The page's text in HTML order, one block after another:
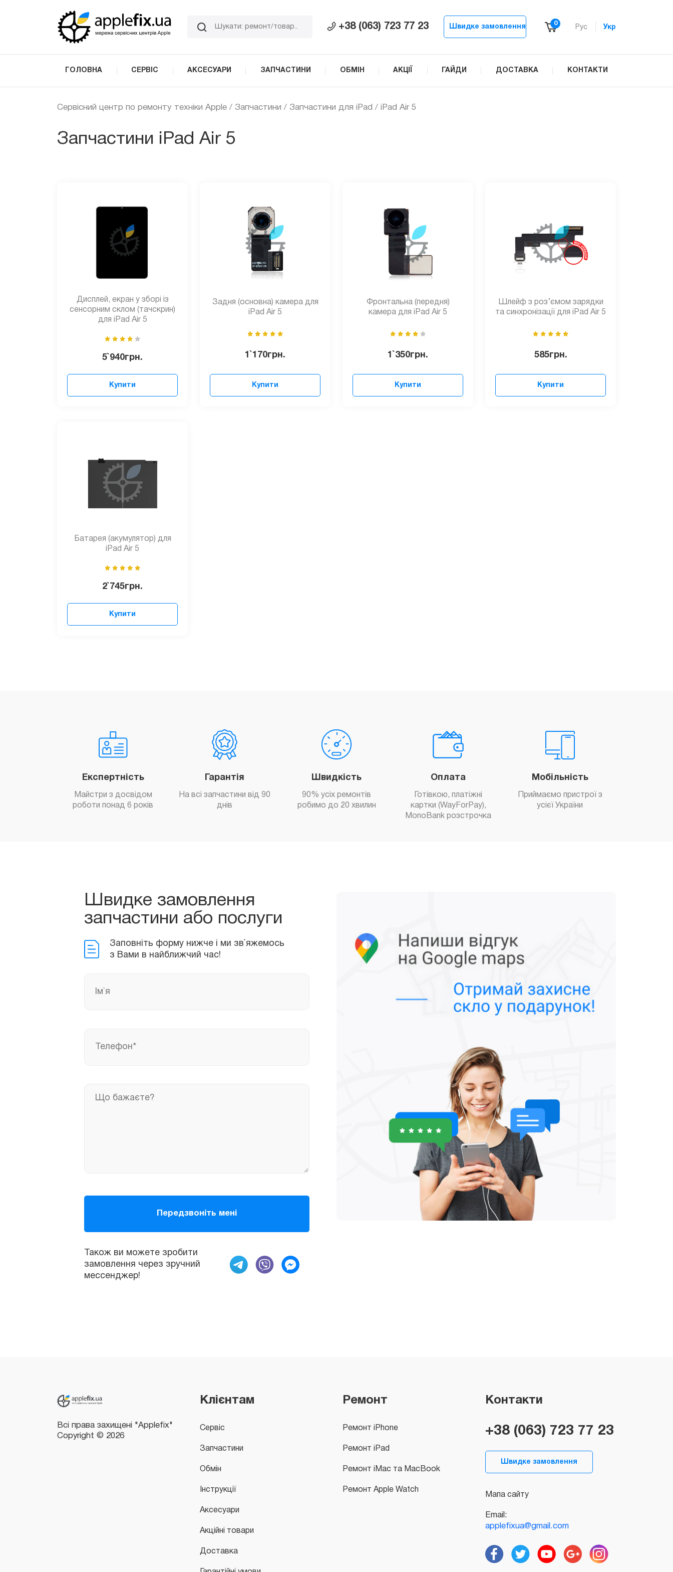
+38 (063) 723 77 23 Швидке замовлення
0
Рус Укр
ГОЛОВНА СЕРВІС АКСЕСУАРИ ЗАПЧАСТИНИ ОБМІН АКЦІЇ ГАЙДИ ДОСТАВКА КОНТАКТИ
Сервісний центр по ремонту техніки Apple / Запчастини / Запчастини для iPad / iPad Air 5
Запчастини iPad Air 5
Дисплей, екран у зборі із
сенсорним склом (тачскрин)
для iPad Air 5
5`940грн.
Купити
Задня (основна) камера для
iPad Air 5
1`170грн.
Купити
Фронтальна (передня)
камера для iPad Air 5
1`350грн.
Купити
Шлейф з роз’ємом зарядки
та синхронізації для iPad Air 5
585грн.
Купити
Батарея (акумулятор) для
iPad Air 5
2`745грн.
Купити
Експертність
Майстри з досвідом
роботи понад 6 років
Гарантія
На всі запчастини від 90
днів
Швидкість
90% усіх ремонтів
робимо до 20 хвилин
Оплата
Готівкою, платіжні
картки (WayForPay),
MonoBank розстрочка
Мобільність
Приймаємо пристрої з
усієї України
Швидке замовлення
запчастини або послуги
Заповніть форму нижче і ми зв`яжемось
з Вами в найближчий час!
Клієнтам
Сервіс
Запчастини
Обмін
Інструкції
Аксесуари
Акційні товари
Доставка
Ремонт
Ремонт iPhone
Ремонт iPad
Ремонт iMac та MacBook
Ремонт Apple Watch
Контакти
+38 (063) 723 77 23
Швидке замовлення
Мапа сайту
Email:
applefixua@gmail.com